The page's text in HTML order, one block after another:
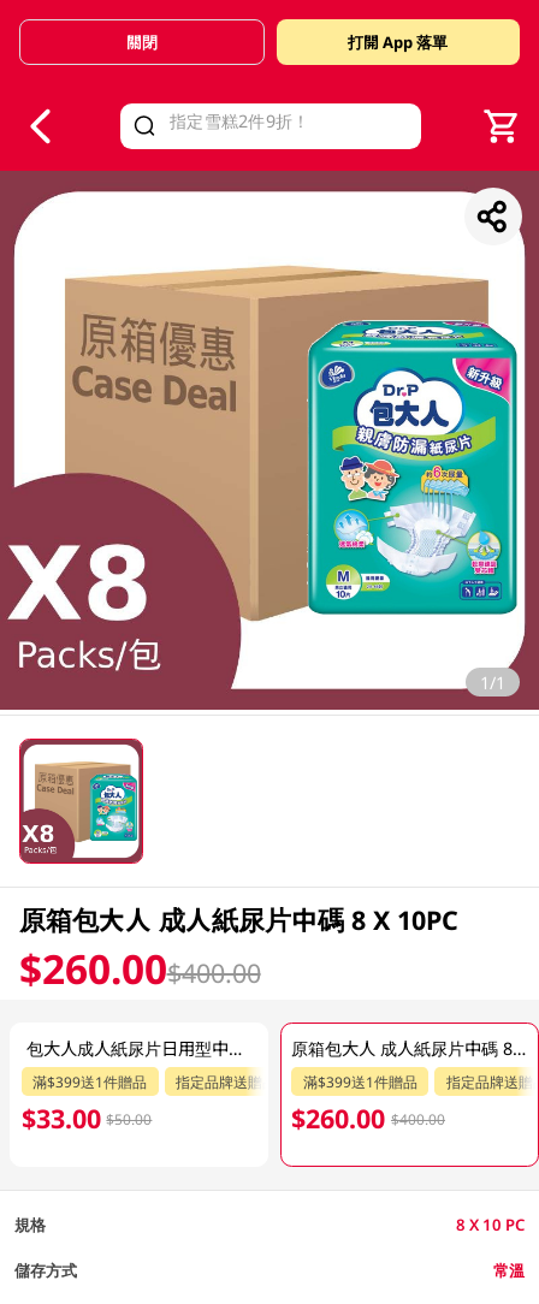
Valid Until 30 June 2026
關閉 打開 App 落單
1/1
原箱包大人 成人紙尿片中碼 8 X 10PC
$260.00$400.00
包大人成人紙尿片日用型中碼10PC
滿$399送1件贈品 指定品牌送贈品
$33.00 $50.00
原箱包大人 成人紙尿片中碼 8 X 10PC
滿$399送1件贈品 指定品牌送贈
$260.00 $400.00
規格 8 X 10 PC
儲存方式 常溫